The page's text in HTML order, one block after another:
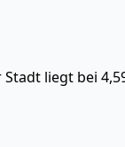
liegt bei